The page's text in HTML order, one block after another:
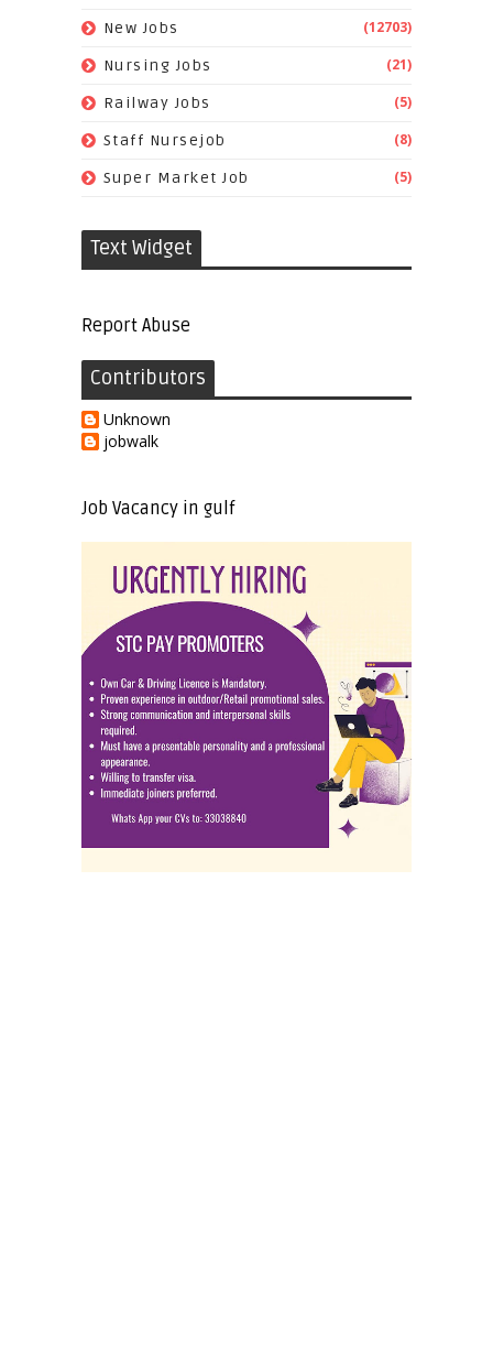
New Jobs (12703)
Nursing Jobs (21)
Railway Jobs (5)
Staff Nursejob (8)
Super Market Job (5)
Text Widget
Report Abuse
Contributors
Unknown
jobwalk
Job Vacancy in gulf